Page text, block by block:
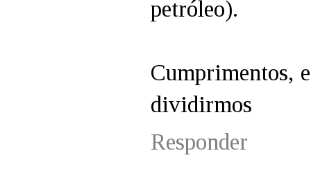
petróleo).
Cumprimentos,
dividirmos
Responder